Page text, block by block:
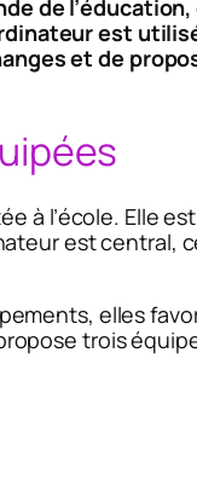
de
est
et de
à l’école. Elle
est central,
elles
trois